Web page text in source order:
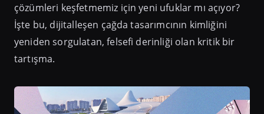
çözümleri keşfetmemiz için yeni ufuklar mı açıyor?
İşte bu, dijitalleşen çağda tasarımcının kimliğini
yeniden sorgulatan, felsefi derinliği olan kritik bir
tartışma.